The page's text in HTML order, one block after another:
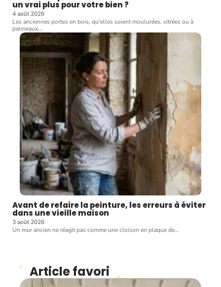
un vrai plus pour votre bien ?
4 août 2026
Les anciennes portes en bois, qu'elles soient moulurées, vitrées ou à
panneaux…
Avant de refaire la peinture, les erreurs à éviter
dans une vieille maison
3 août 2026
Un mur ancien ne réagit pas comme une cloison en plaque de…
Article favori